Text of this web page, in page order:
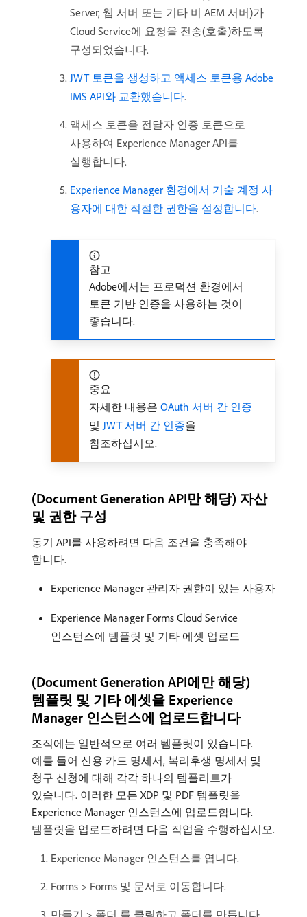
Server, 웹 서버 또는 기타 비 AEM 서버)가
Cloud Service에 요청을 전송(호출)하도록
구성되었습니다.
JWT 토큰을 생성하고 액세스 토큰용 Adobe
IMS API와 교환했습니다.
액세스 토큰을 전달자 인증 토큰으로
사용하여 Experience Manager API를
실행합니다.
Experience Manager 환경에서 기술 계정 사
용자에 대한 적절한 권한을 설정합니다.
참고
Adobe에서는 프로덕션 환경에서
토큰 기반 인증을 사용하는 것이
좋습니다.
중요
자세한 내용은 OAuth 서버 간 인증
및 JWT 서버 간 인증을
참조하십시오.
(Document Generation API만 해당) 자산
및 권한 구성
동기 API를 사용하려면 다음 조건을 충족해야
합니다.
Experience Manager 관리자 권한이 있는 사용자
Experience Manager Forms Cloud Service
인스턴스에 템플릿 및 기타 에셋 업로드
(Document Generation API에만 해당)
템플릿 및 기타 에셋을 Experience
Manager 인스턴스에 업로드합니다
조직에는 일반적으로 여러 템플릿이 있습니다.
예를 들어 신용 카드 명세서, 복리후생 명세서 및
청구 신청에 대해 각각 하나의 템플리트가
있습니다. 이러한 모든 XDP 및 PDF 템플릿을
Experience Manager 인스턴스에 업로드합니다.
템플릿을 업로드하려면 다음 작업을 수행하십시오.
Experience Manager 인스턴스를 엽니다.
Forms > Forms 및 문서로 이동합니다.
만들기 > 폴더 를 클릭하고 폴더를 만듭니다.